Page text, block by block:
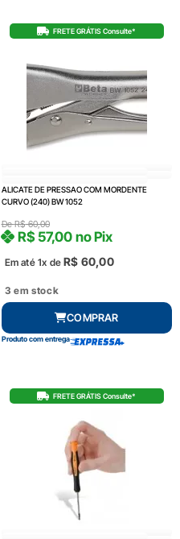
FRETE GRÁTIS Consulte*
ALICATE DE PRESSAO COM MORDENTE
CURVO (240) BW 1052
DeR$60,00
Em até 1x de R$ 60,00
R$ 57,00 no Pix
3 em stock
COMPRAR
Produto com entrega
FRETE GRÁTIS Consulte*